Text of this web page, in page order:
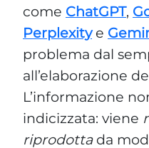
come ChatGPT,
Perplexitye
problema dal
all’elaborazione
L’informazione
indicizzata: viene
riprodottada